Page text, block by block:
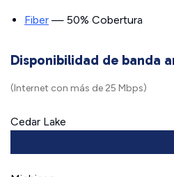
Fiber — 50% Cobertura
Disponibilidad de banda
(Internet con más de 25 Mbps)
Cedar Lake